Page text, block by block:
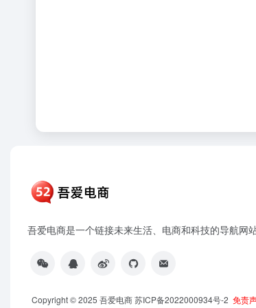
吾爱电商是一个链接未来生活、电商和科技的导航网
Copyright © 2025 吾爱电商苏ICP备2022000934号-2 免责